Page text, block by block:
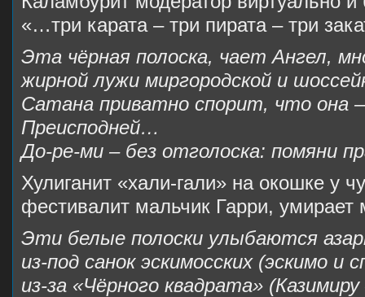
«…три карата – три пирата – три
Эта чёрная полоска, чает Ангел,
жирной лужи миргородской и
Сатана приватно спорит, что она
Преисподней…
До-ре-ми – без отголоска: помяни
Хулиганит «хали-гали» на окошке у
фестивалит мальчик Гарри,
Эти белые полоски улыбаются
из-под санок эскимосских (эскимо и
из-за «Чёрного квадрата»